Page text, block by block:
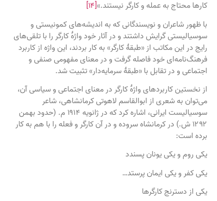
کارها محتاج به عمله و کارگر نیستند.»
با ظهور شاعران و نویسندگانی که به اندیشه‌های کمونیستی و
سوسیالیستی گرایش داشتند و در آثار خود واژهٔ کارگر را با تلقی‌های
رایج در این مکاتب از «طبقهٔ کارگر» به کار بردند، این واژه از کاربرد
فرهنگ‌نامه‌ای خود فاصله گرفت و در معنای مفهومی صنفی و
اجتماعی و در تقابل با «طبقهٔ سرمایه‌دار» تثبیت شد.
از نخستین کاربردهای واژهٔ کارگر در معنای اجتماعی و سیاسی آن،
می‌توان به شعری از ابوالقاسم لاهوتی کرمانشاهی، شاعر
سوسیالیست ایرانی، اشاره کرد که در ژانویه ۱۹۱۴ م. (حدود بهمن
۱۲۹۲ ش.) در کرمانشاه سروده و در آن کارگر و فعله را با هم به کار
برده است:
یکی روم و یکی یونان پسندد
یکی کفر و یکی ایمان پرستد…
یکی از دسترنج کارگرها